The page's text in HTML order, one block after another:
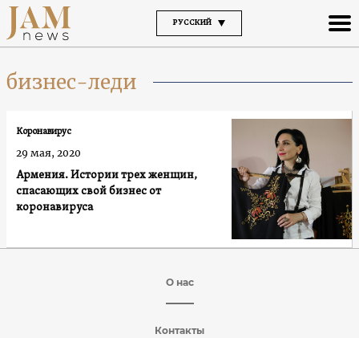
РУССКИЙ
бизнес-леди
Армения. Истории трех женщин,
спасающих свой бизнес от
коронавируса
Коронавирус
29 мая, 2020
О нас
Контакты